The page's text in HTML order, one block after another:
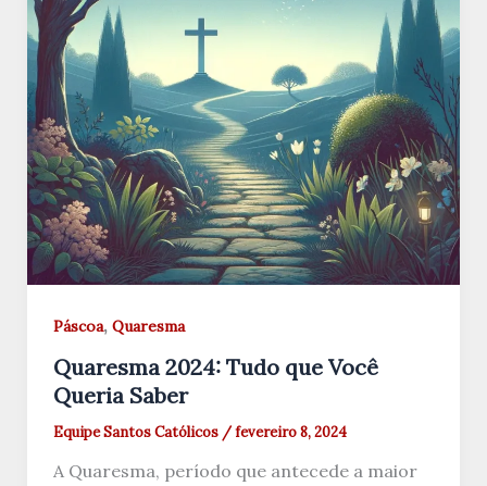
Páscoa, Quaresma
Quaresma 2024: Tudo que Você
Queria Saber
Equipe Santos Católicos /fevereiro 8, 2024
A Quaresma, período que antecede a maior